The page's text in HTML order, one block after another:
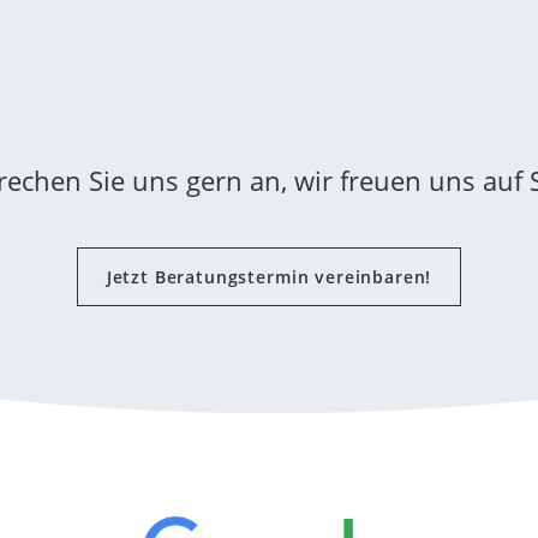
Sie uns gern an, wir freuen uns auf
Jetzt Beratungstermin vereinbaren!